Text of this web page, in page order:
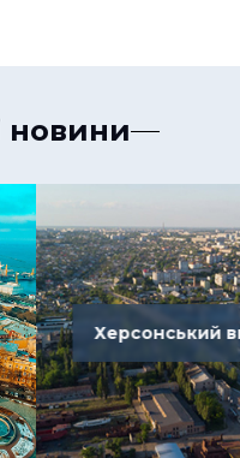
новини
Херсонський